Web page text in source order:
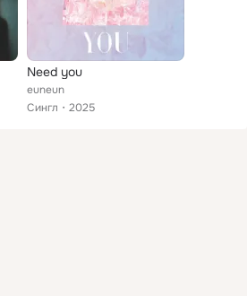
Need you
euneun
Сингл
2025